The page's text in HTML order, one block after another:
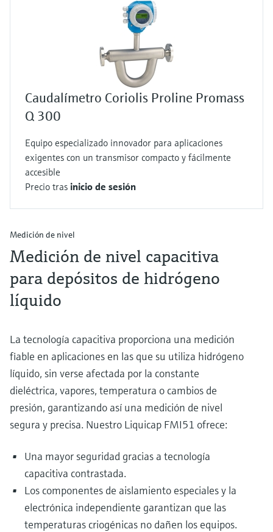
Caudalímetro Coriolis Proline Promass
Q 300
Equipo especializado innovador para aplicaciones
exigentes con un transmisor compacto y fácilmente
accesible
Precio tras inicio de sesión
Medición de nivel
Medición de nivel capacitiva
para depósitos de hidrógeno
líquido
La tecnología capacitiva proporciona una medición
fiable en aplicaciones en las que su utiliza hidrógeno
líquido, sin verse afectada por la constante
dieléctrica, vapores, temperatura o cambios de
presión, garantizando así una medición de nivel
segura y precisa. Nuestro Liquicap FMI51 ofrece:
Una mayor seguridad gracias a tecnología
capacitiva contrastada.
Los componentes de aislamiento especiales y la
electrónica independiente garantizan que las
temperaturas criogénicas no dañen los equipos.